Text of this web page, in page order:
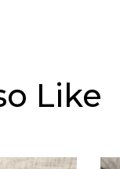
Like